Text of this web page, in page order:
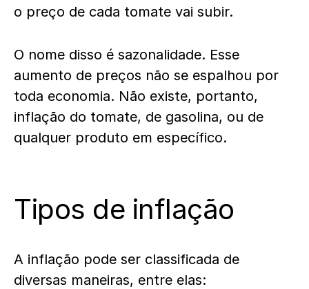
o preço de cada tomate vai subir.
O nome disso é sazonalidade. Esse
aumento de preços não se espalhou por
toda economia. Não existe, portanto,
inflação do tomate, de gasolina, ou de
qualquer produto em específico.
Tipos de inflação
A inflação pode ser classificada de
diversas maneiras, entre elas: